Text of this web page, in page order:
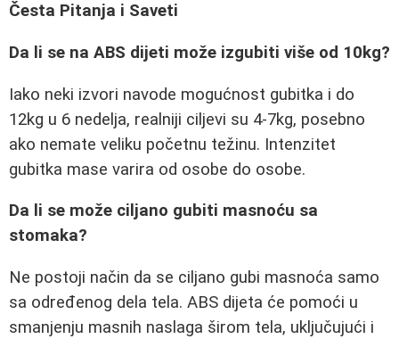
Česta Pitanja i Saveti
Da li se na ABS dijeti može izgubiti više od 10kg?
Iako neki izvori navode mogućnost gubitka i do
12kg u 6 nedelja, realniji ciljevi su 4-7kg, posebno
ako nemate veliku početnu težinu. Intenzitet
gubitka mase varira od osobe do osobe.
Da li se može ciljano gubiti masnoću sa
stomaka?
Ne postoji način da se ciljano gubi masnoća samo
sa određenog dela tela. ABS dijeta će pomoći u
smanjenju masnih naslaga širom tela, uključujući i